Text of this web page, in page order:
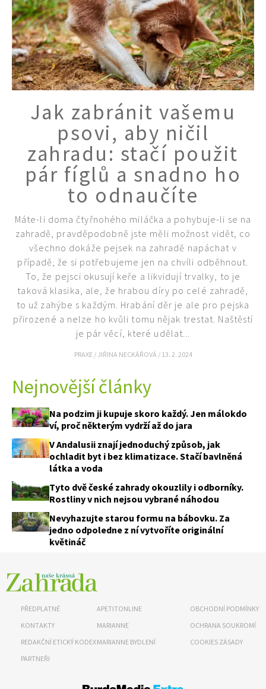
65 Kč
Objednat >
Naše krásná zahrada Speciál
Objednat >
Jak zabránit vašemu
psovi, aby ničil
zahradu: stačí použit
pár fíglů a snadno ho
to odnaučíte
Máte-li doma čtyřnohého miláčka a pohybuje-li se na
zahradě, pravděpodobně jste měli možnost vidět, co
všechno dokáže pejsek na zahradě napáchat v
případě, že si potřebujeme jen na chvíli odběhnout.
To, že pejsci okusují keře a likvidují trvalky, to je
taková klasika, ale, že hrabou díry po celé zahradě,
to už zahýbe s každým. Hrabání děr je ale pro pejska
přirozené a nelze ho kvůli tomu nějak trestat. Naštěstí
je pár věcí, které udělat...
PRAXE / JIŘINA NECKÁŘOVÁ / 13. 2. 2024
Nejnovější články
Na podzim ji kupuje skoro každý. Jen málokdo
ví, proč některým vydrží až do jara
V Andalusii znají jednoduchý způsob, jak
ochladit byt i bez klimatizace. Stačí bavlněná
látka a voda
Tyto dvě české zahrady okouzlily i odborníky.
Rostliny v nich nejsou vybrané náhodou
Nevyhazujte starou formu na bábovku. Za
jedno odpoledne z ní vytvoříte originální
květináč
PŘEDPLATNÉ
KONTAKTY
REDAKČNÍ ETICKÝ KODEX
PARTNEŘI
APETITONLINE
MARIANNE
MARIANNE BYDLENÍ
OBCHODNÍ PODMÍNKY
OCHRANA SOUKROMÍ
COOKIES ZÁSADY